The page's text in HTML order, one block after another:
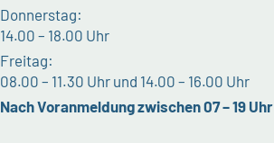
Donnerstag:
14.00 – 18.00 Uhr
Freitag:
08.00 – 11.30 Uhr und 14.00 – 16.00 Uhr
Nach Voranmeldung zwischen 07 – 19 Uhr